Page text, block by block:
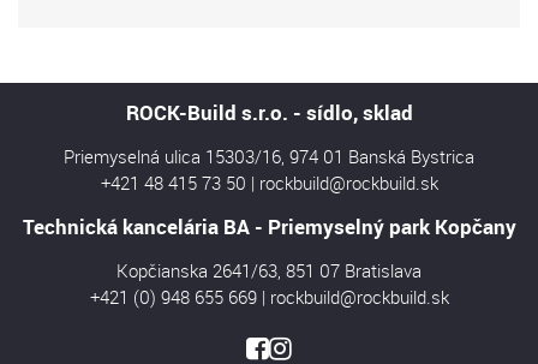
ROCK-Build s.r.o. - sídlo, sklad
Priemyselná ulica 15303/16, 974 01 Banská Bystrica
+421 48 415 73 50 | rockbuild@rockbuild.sk
Technická kancelária BA - Priemyselný park Kopčany
Kopčianska 2641/63, 851 07 Bratislava
+421 (0) 948 655 669| rockbuild@rockbuild.sk